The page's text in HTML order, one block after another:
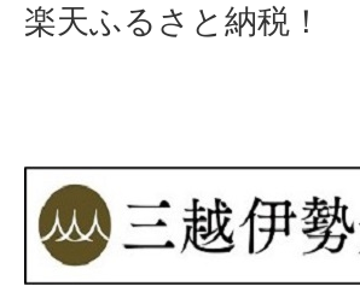
楽天ふるさと納税！